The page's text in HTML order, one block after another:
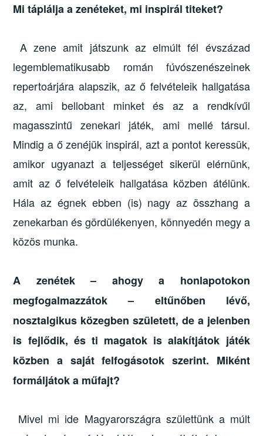
Mi táplálja a zenéteket, mi inspirál titeket?
A zene amit játszunk az elmúlt fél évszázad
legemblematikusabb román fúvószenészeinek
repertoárjára alapszik, az ő felvételeik hallgatása
az, ami bellobant minket és az a rendkívűl
magasszintű zenekari játék, ami mellé társul.
Mindig a ő zenéjük inspirál, azt a pontot keressük,
amikor ugyanazt a teljességet sikerül elérnünk,
amit az ő felvételeik hallgatása közben átélünk.
Hála az égnek ebben (is) nagy az összhang a
zenekarban és gördülékenyen, könnyedén megy a
közös munka.
A zenétek – ahogy a honlapotokon
megfogalmazzátok – eltűnőben lévő,
nosztalgikus közegben született, de a jelenben
is fejlődik, és ti magatok is alakítjátok játék
közben a saját felfogásotok szerint. Miként
formáljátok a műfajt?
Mivel mi ide Magyarországra születtünk a múlt